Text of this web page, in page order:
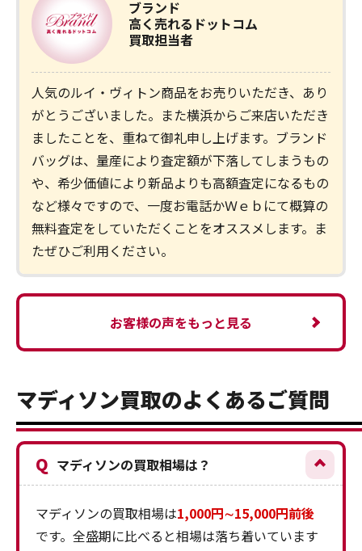
ブランド
高く売れるドットコム
買取担当者
人気のルイ・ヴィトン商品をお売りいただき、あり
がとうございました。また横浜からご来店いただき
ましたことを、重ねて御礼申し上げます。ブランド
バッグは、量産により査定額が下落してしまうもの
や、希少価値により新品よりも高額査定になるもの
など様々ですので、一度お電話かＷｅｂにて概算の
無料査定をしていただくことをオススメします。ま
たぜひご利用ください。
お客様の声をもっと見る
マディソン買取のよくあるご質問
Q マディソンの買取相場は？
マディソンの買取相場は1,000円∼15,000円前後
です。全盛期に比べると相場は落ち着いています